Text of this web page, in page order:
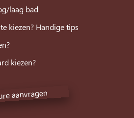
laag bad
kiezen? Handige tips
kiezen?